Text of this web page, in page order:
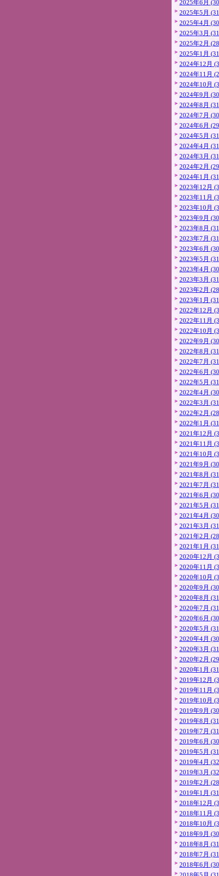
2025年6月
2025年5月
2025年4月
2025年3月
2025年2月
2025年1月
2024年12月
2024年11月
2024年10月
2024年9月
2024年8月
2024年7月
2024年6月
2024年5月
2024年4月
2024年3月
2024年2月
2024年1月
2023年12月
2023年11月
2023年10月
2023年9月
2023年8月
2023年7月
2023年6月
2023年5月
2023年4月
2023年3月
2023年2月
2023年1月
2022年12月
2022年11月
2022年10月
2022年9月
2022年8月
2022年7月
2022年6月
2022年5月
2022年4月
2022年3月
2022年2月
2022年1月
2021年12月
2021年11月
2021年10月
2021年9月
2021年8月
2021年7月
2021年6月
2021年5月
2021年4月
2021年3月
2021年2月
2021年1月
2020年12月
2020年11月
2020年10月
2020年9月
2020年8月
2020年7月
2020年6月
2020年5月
2020年4月
2020年3月
2020年2月
2020年1月
2019年12月
2019年11月
2019年10月
2019年9月
2019年8月
2019年7月
2019年6月
2019年5月
2019年4月
2019年3月
2019年2月
2019年1月
2018年12月
2018年11月
2018年10月
2018年9月
2018年8月
2018年7月
2018年6月